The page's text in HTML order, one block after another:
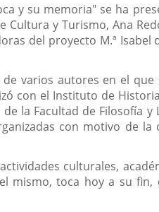
y su memoria" se ha
Cultura y Turismo, Ana
del proyecto M.ª
varios autores en el
con el Instituto de
la Facultad de Filosofía
con motivo de
culturales,
mismo, toca hoy a su